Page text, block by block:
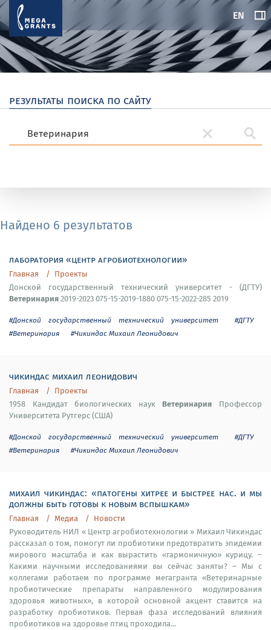
EN
результаты поиска по сайту
Найдено 6 результатов
лаборатория «центр агробиотехнологии»
Главная
Проекты
Донской государственный технический университет - (ДГТУ)
Ветеринария2019-2023 075-15-2019-1880 075-15-2022-285 2019
#Донской государственный технический университет
#ДГТУ
#Ветеринария
#Чикиндас Михаил Леонидович
чикиндас михаил леонидович
Главная
Проекты
1958 Кандидат биологических наук Ветеринария Профессор
Университета Рутгерс (США)
#Донской государственный технический университет
#ДГТУ
#Ветеринария
#Чикиндас Михаил Леонидович
михаил чикиндас: «патогены хитрее и быстрее нас. и мы
должны быть готовы к новым вспышкам»
Главная Медиа
Новости
Руководитель НИЛ « Центр агробиотехнологии » Михаил Чикиндас
рассказал о том, помогут ли пробиотики предотвратить эпидемии
мирового масштаба и как вырастить «гармоничную» курицу. –
Какими научными исследованиями вы сейчас заняты? – Мы с
коллегами работаем по программе мегагранта «Ветеринарные
пробиотические препараты направленного модулирования
здоровья животных», в которой основной акцент ставится на
разработку пробиотиков. Первая фаза исследований влияния
пробиотиков на здоровье птиц проходила...